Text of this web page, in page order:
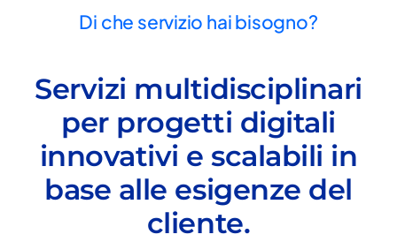
Di che servizio hai bisogno?
Servizi multidisciplinari
per progetti digitali
innovativi e scalabili in
base alle esigenze del
cliente.